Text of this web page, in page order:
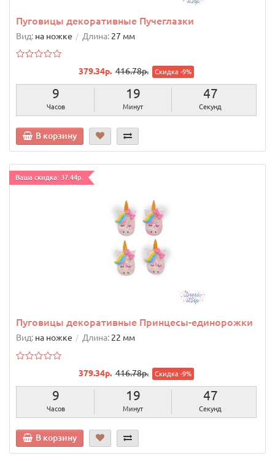
Пуговицы декоративные Пучеглазки
Вид: на ножке Длина: 27 мм
379.34р. 416.78р. Скидка -9%
9
Часов
19
Минут
46
Секунд
В корзину
Ваша скидка: 37.44р.
Пуговицы декоративные Принцесы-единорожки
Вид: на ножке Длина: 22 мм
379.34р. 416.78р. Скидка -9%
9
Часов
19
Минут
46
Секунд
В корзину